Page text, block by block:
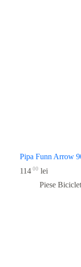
Pipa Funn Arrow
114 00 lei
Piese